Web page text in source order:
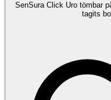
SenSura Click Uro tömbar
tagits